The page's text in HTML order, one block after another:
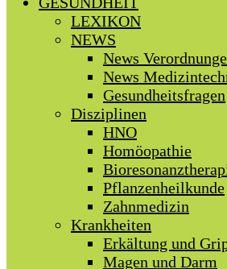
LEXIKON
NEWS
News
News
Gesundheitsfragen
Disziplinen
HNO
Homöopathie
Pflanzenheilkunde
Zahnmedizin
Krankheiten
Erkältung und
Magen und Darm